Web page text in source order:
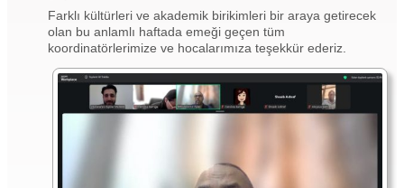
Farklı kültürleri ve akademik birikimleri bir araya getirecek
olan bu anlamlı haftada emeği geçen tüm
koordinatörlerimize ve hocalarımıza teşekkür ederiz.